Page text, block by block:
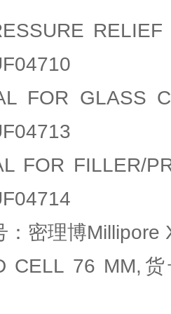
FOR GLASS
FOR FILLER/
：密理博Millipore
CELL 76 MM,